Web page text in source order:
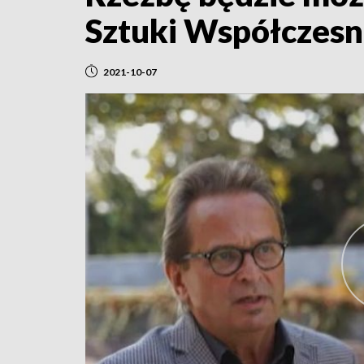
Sztuki
2021-10-07